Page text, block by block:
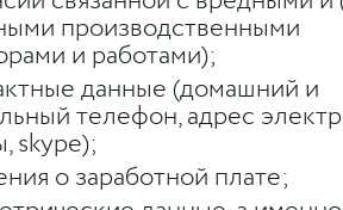
производственными
и работами);
данные (домашний и
телефон, адрес
skype);
о заработной плате;